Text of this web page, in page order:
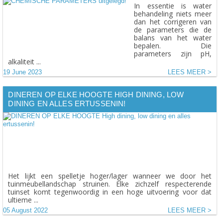
In essentie is water
behandeling niets meer
dan het corrigeren van
de parameters die de
balans van het water
bepalen. Die
parameters zijn pH,
alkaliteit ...
19 June 2023 LEES MEER
DINEREN OP ELKE HOOGTE HIGH DINING, LOW
DINING EN ALLES ERTUSSENIN!
Het lijkt een spelletje hoger/lager wanneer we door het
tuinmeubellandschap struinen. Elke zichzelf respecterende
tuinset komt tegenwoordig in een hoge uitvoering voor dat
ultieme ...
05 August 2022 LEES MEER